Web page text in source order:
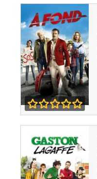
départ !
A fond